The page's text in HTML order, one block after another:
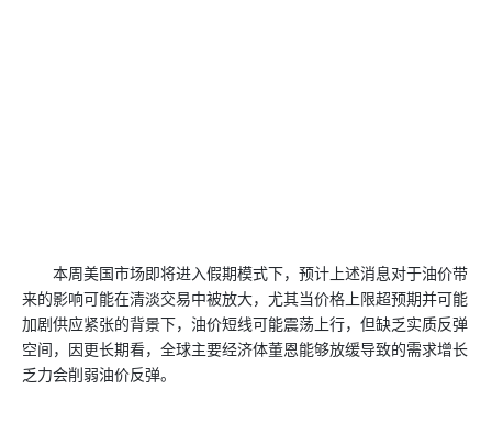
本周美国市场即将进入假期模式下，预计上述消息对于油价带
来的影响可能在清淡交易中被放大，尤其当价格上限超预期并可能
加剧供应紧张的背景下，油价短线可能震荡上行，但缺乏实质反弹
空间，因更长期看，全球主要经济体董恩能够放缓导致的需求增长
乏力会削弱油价反弹。